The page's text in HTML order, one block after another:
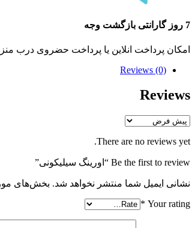
7 روز گارانتی بازگشت وجه
امکان پرداخت انلاین یا پرداخت حضروی درب
Reviews (0)
Reviews
There are no reviews yet.
Be the first to review “اورینگ سیلیکونی”
نشانی ایمیل شما منتشر نخواهد شد. بخش‌های
Your rating
*